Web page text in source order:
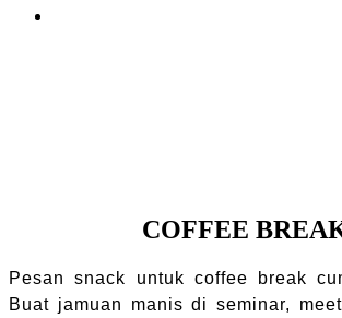
COFFEE
Pesan snack untuk coffee break
Buat jamuan manis di seminar,